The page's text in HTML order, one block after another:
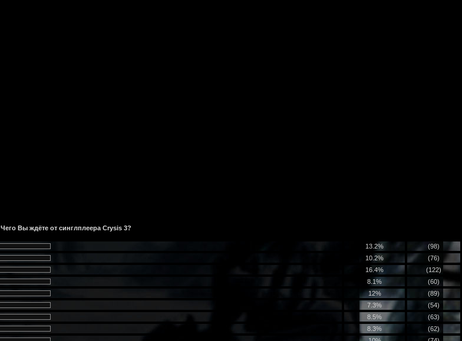
Чего Вы ждёте от синглплеера Crysis 3?
13.2%
(98)
10.2%
(76)
16.4%
(122)
8.1%
(60)
12%
(89)
7.3%
(54)
8.5%
(63)
8.3%
(62)